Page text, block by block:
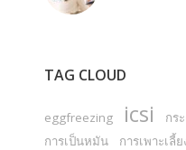
TAG CLOUD
eggfreezing icsi กร
การเป็นหมัน
การเพาะเลี้